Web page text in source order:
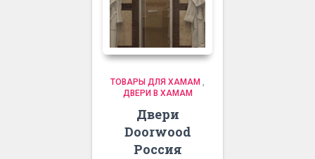
ТОВАРЫ ДЛЯ ХАМАМ ,
ДВЕРИ В ХАМАМ
Двери
Doorwood
Россия